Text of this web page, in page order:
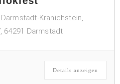
Kranichstein,
64291 Darmstadt
Details anzeigen